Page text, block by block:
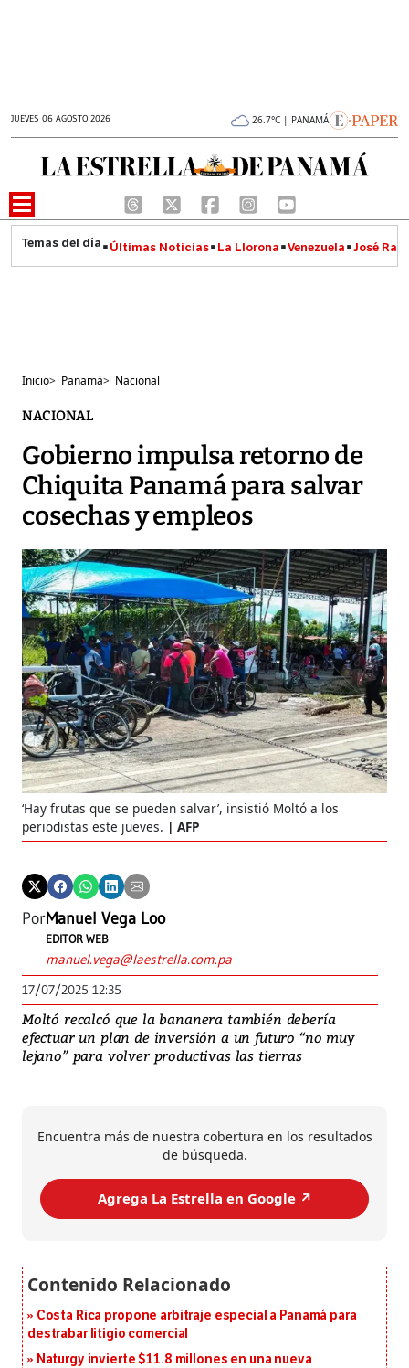
JUEVES 06 AGOSTO 2026 26.7°C | PANAMÁ
Últimas Noticias La Llorona Venezuela José
Inicio> Panamá> Nacional
NACIONAL
Gobierno impulsa retorno de
Chiquita Panamá para salvar
cosechas y empleos
‘Hay frutas que se pueden salvar’, insistió Moltó a los
periodistas este jueves.
AFP
PorManuel Vega Loo
EDITOR WEB
manuel.vega@laestrella.com.pa
17/07/2025 12:35
Moltó recalcó que la bananera también debería
efectuar un plan de inversión a un futuro “no muy
lejano” para volver productivas las tierras
Encuentra más de nuestra cobertura en los resultados
de búsqueda.
Agrega La Estrella en Google ↗️
Costa Rica propone arbitraje especial a Panamá para
destrabar litigio comercial
Naturgy invierte $11.8 millones en una nueva